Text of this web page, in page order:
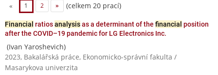
« 1 2 » (celkem 20 prací)
Financial ratiosanalysisas a determinant of the financial position
after the COVID–19 pandemic for LG Electronics Inc.
(Ivan Yaroshevich)
2023, Bakalářská práce, Ekonomicko-správní fakulta /
Masarykova univerzita